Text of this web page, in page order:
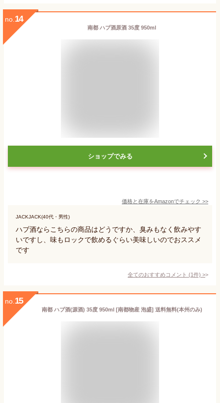
no. 14
南都 ハブ酒原酒 35度 950ml
ショップでみる
価格と在庫をAmazonでチェック >>
JACKJACK(40代・男性)
ハブ酒ならこちらの商品はどうですか、臭みもなく飲みやす
いですし、味もロックで飲めるぐらい美味しいのでおススメ
です
全てのおすすめコメント (1件) >
no. 15
南都 ハブ酒(源酒) 35度 950ml [南都物産 泡盛] 送料無料(本州のみ)